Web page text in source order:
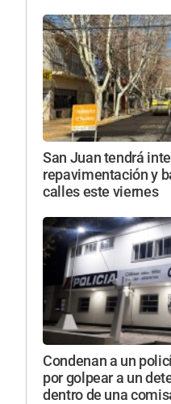
San Juan tendrá
repavimentación y
calles este viernes
Condenan a un
por golpear a un
dentro de una